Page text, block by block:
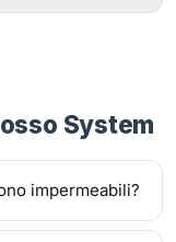
System
impermeabili?